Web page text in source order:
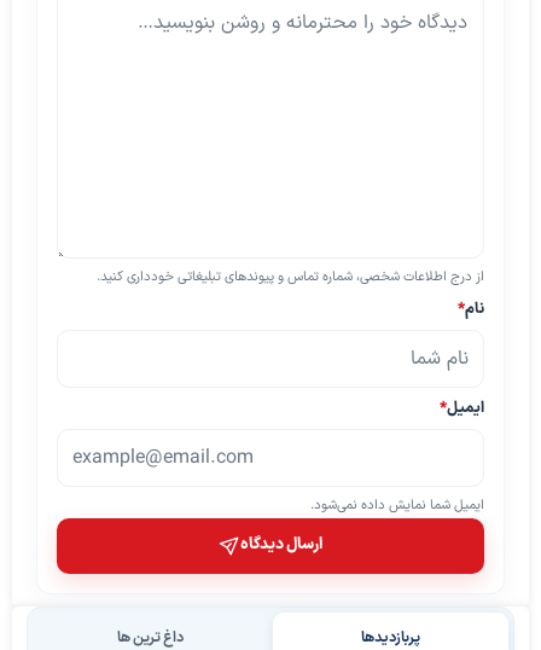
از درج اطلاعات شخصی، شماره تماس و پیوندهای تبلیغاتی خودداری کنید.
نام*
ایمیل*
ایمیل شما نمایش داده نمی‌شود.
ارسال دیدگاه
پربازدیدها داغ ترین ها